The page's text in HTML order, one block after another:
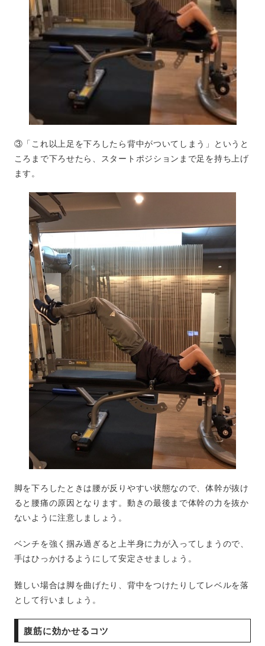
③「これ以上足を下ろしたら背中がついてしまう」というと
ころまで下ろせたら、スタートポジションまで足を持ち上げ
ます。
脚を下ろしたときは腰が反りやすい状態なので、体幹が抜け
ると腰痛の原因となります。動きの最後まで体幹の力を抜か
ないように注意しましょう。
ベンチを強く掴み過ぎると上半身に力が入ってしまうので、
手はひっかけるようにして安定させましょう。
難しい場合は脚を曲げたり、背中をつけたりしてレベルを落
として行いましょう。
腹筋に効かせるコツ